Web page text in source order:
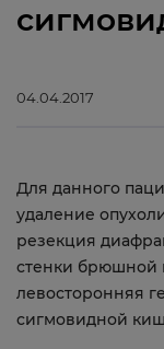
04.04.2017
Для данного
удаление
резекция
стенки брюшной
левосторонняя
сигмовидной